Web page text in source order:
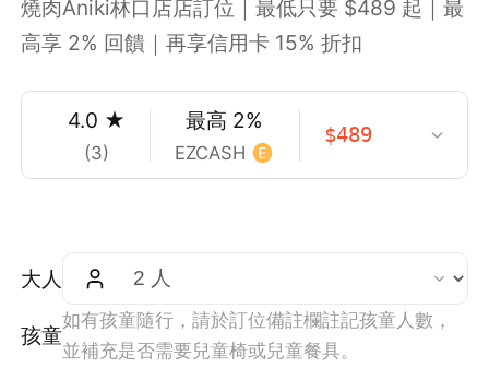
燒肉Aniki林口店店訂位｜最低只要 $489 起｜最
高享 2% 回饋｜再享信用卡 15% 折扣
4.0 ★
(3)
最高 2%
EZCASH
$489
大人
孩童
如有孩童隨行，請於訂位備註欄註記孩童人數，
並補充是否需要兒童椅或兒童餐具。